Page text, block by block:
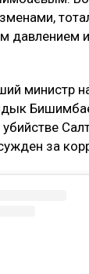
давлением
министр
за